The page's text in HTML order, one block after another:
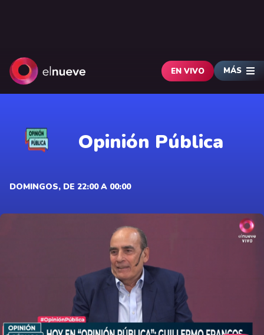
EN VIVO MÁS
Opinión Pública
DOMINGOS, DE 22:00 A 00:00